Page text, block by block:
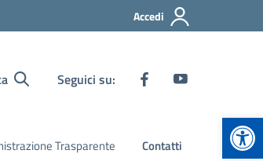
Accedi
Seguici su:
Trasparente Contatti